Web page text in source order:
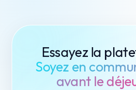
Essayez la
Soyez en
avant le